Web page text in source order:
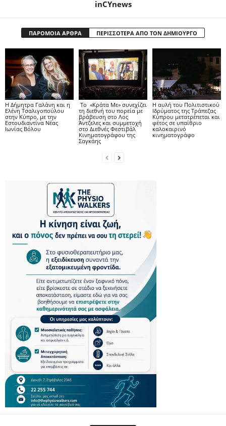
inCYnews
ΠΑΡΟΜΟΙΑ ΑΡΘΡΑ ΠΕΡΙΣΣΟΤΕΡΑ ΑΠΟ ΤΟΝ ΔΗΜΙΟΥΡΓΟ
Η Δήμητρα Γαλάνη και η
Ελένη Τσαλιγοπούλου
στην Κύπρο, με την
Εστουδιαντίνα Νέας
Ιωνίας Βόλου
Το «Κράτα Με» συνεχίζει
τη διεθνή του πορεία με
βράβευση στο Λος
Άντζελες και συμμετοχή
στο Διεθνές Φεστιβάλ
Κινηματογράφου της
Σαγκάης
Η αυλή του Πολιτιστικού
Ιδρύματος της Τράπεζας
Κύπρου μετατρέπεται και
φέτος σε υπαίθριο
καλοκαιρινό
κινηματογράφο